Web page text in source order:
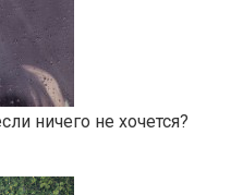
ничего не хочется?